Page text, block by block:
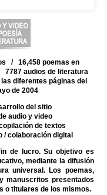
/ 16,458 poemas en
audios de literatura
diferentes páginas del
de 2004
del sitio
audio y video
de textos
/ colaboración digital
de lucro. Su objetivo es
mediante la difusión
universal. Los poemas,
manuscritos presentados
o titulares de los mismos.